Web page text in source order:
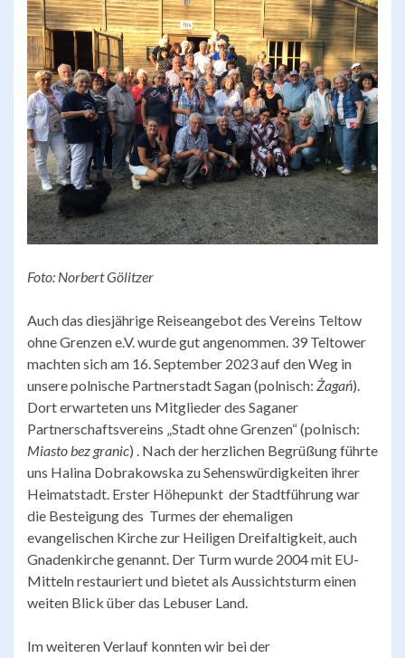
Foto: Norbert Gölitzer
Auch das diesjährige Reiseangebot des Vereins Teltow
ohne Grenzen e.V. wurde gut angenommen. 39 Teltower
machten sich am 16. September 2023 auf den Weg in
unsere polnische Partnerstadt Sagan (polnisch: Żagań).
Dort erwarteten uns Mitglieder des Saganer
Partnerschaftsvereins „Stadt ohne Grenzen“ (polnisch:
Miasto bez granic) . Nach der herzlichen Begrüßung führte
uns Halina Dobrakowska zu Sehenswürdigkeiten ihrer
Heimatstadt. Erster Höhepunkt der Stadtführung war
die Besteigung des Turmes der ehemaligen
evangelischen Kirche zur Heiligen Dreifaltigkeit, auch
Gnadenkirche genannt. Der Turm wurde 2004 mit EU-
Mitteln restauriert und bietet als Aussichtsturm einen
weiten Blick über das Lebuser Land.
Im weiteren Verlauf konnten wir bei der